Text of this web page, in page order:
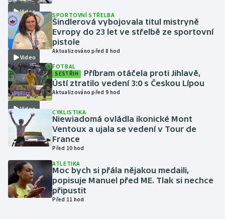
Krasobruslení
Lezení
Lyže a snowboard
Moderní pětiboj
Motorsport
Olympijské hry
Parasport
Plavání
Plážový volejbal
Video
Video
SPORTOVNÍ STŘELBA
Šindlerová vybojovala titul mistryně
Evropy do 23 let ve střelbě ze sportovní
pistole
Aktualizováno před 8 hod
Video
FOTBAL
SESTŘIH
Příbram otáčela proti Jihlavě,
Ústí ztratilo vedení 3:0 s Českou Lípou
Aktualizováno před 9 hod
CYKLISTIKA
Niewiadomá ovládla ikonické Mont
Ventoux a ujala se vedení v Tour de
France
Před 10 hod
ATLETIKA
Moc bych si přála nějakou medaili,
popisuje Manuel před ME. Tlak si nechce
připustit
Před 11 hod